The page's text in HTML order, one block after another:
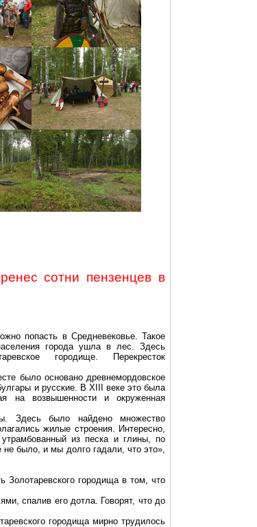
сотни пензенцев в
попасть в Средневековье. Такое
города ушла в лес. Здесь
городище. Перекресток
было основано древнемордовское
и русские. В XIII веке это была
на возвышенности и окруженная
Здесь было найдено множество
жилые строения. Интересно,
из песка и глины, по
не было, и мы долго гадали, что это»,
Золотаревского городища в том, что
спалив его дотла. Говорят, что до
городища мирно трудилось